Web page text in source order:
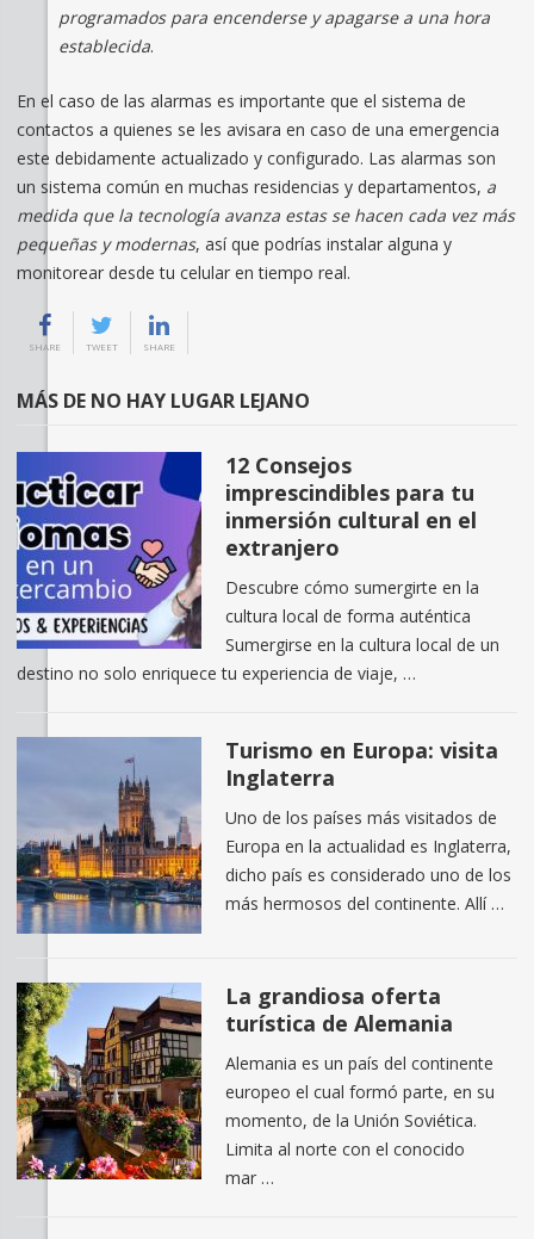
programados para encenderse y apagarse a una hora
establecida.
En el caso de las alarmas es importante que el sistema de
contactos a quienes se les avisara en caso de una emergencia
este debidamente actualizado y configurado. Las alarmas son
un sistema común en muchas residencias y departamentos, a
medida que la tecnología avanza estas se hacen cada vez más
pequeñas y modernas, así que podrías instalar alguna y
monitorear desde tu celular en tiempo real.
SHARE TWEET SHARE
MÁS DE NO HAY LUGAR LEJANO
12 Consejos
imprescindibles para tu
inmersión cultural en el
extranjero
Descubre cómo sumergirte en la
cultura local de forma auténtica
Sumergirse en la cultura local de un
destino no solo enriquece tu experiencia de viaje, …
Turismo en Europa: visita
Inglaterra
Uno de los países más visitados de
Europa en la actualidad es Inglaterra,
dicho país es considerado uno de los
más hermosos del continente. Allí …
La grandiosa oferta
turística de Alemania
Alemania es un país del continente
europeo el cual formó parte, en su
momento, de la Unión Soviética.
Limita al norte con el conocido
mar …